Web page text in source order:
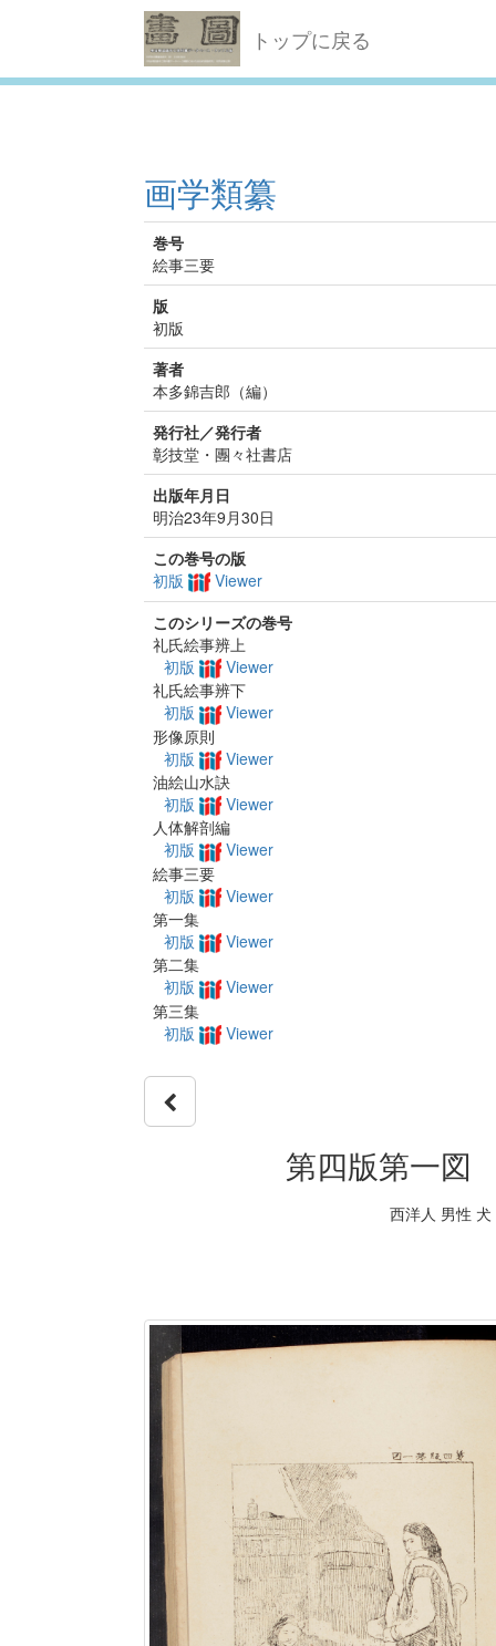
トップに戻る
画学類纂
巻号
絵事三要
版
初版
著者
本多錦吉郎（編）
発行社／発行者
彰技堂・團々社書店
出版年月日
明治23年9月30日
この巻号の版
初版
Viewer
このシリーズの巻号
礼氏絵事辨上
初版
Viewer
礼氏絵事辨下
初版
Viewer
形像原則
初版
Viewer
油絵山水訣
初版
Viewer
人体解剖編
初版
Viewer
絵事三要
初版
Viewer
第一集
初版
Viewer
第二集
初版
Viewer
第三集
初版
Viewer
第四版第一
西洋人 男性